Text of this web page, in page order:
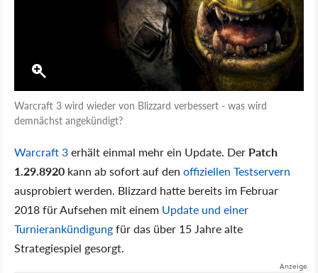
Warcraft 3 wird wieder von Blizzard verbessert - was wird
demnächst angekündigt?
Warcraft 3erhält einmal mehr ein Update. Der Patch
1.29.8920 kann ab sofort auf den offiziellen Testservern
ausprobiert werden. Blizzard hatte bereits im Februar
2018 für Aufsehen mit einem Update und einer
Turnierankündigungfür das über 15 Jahre alte
Strategiespiel gesorgt.